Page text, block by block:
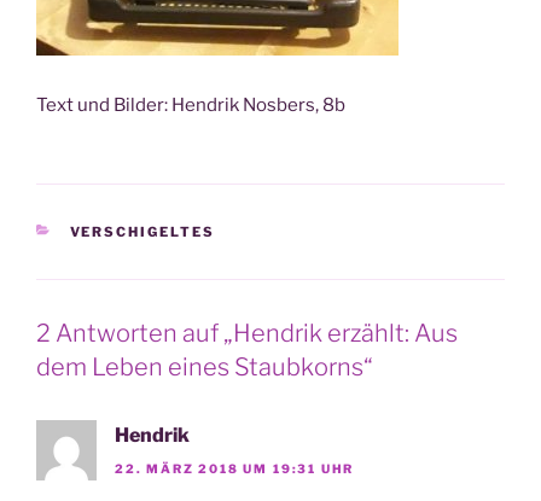
Text und Bil­der: Hen­drik Nos­bers, 8b
KATEGORIEN
VERSCHIGELTES
2 Antworten auf „Hendrik erzählt: Aus
dem Leben eines Staubkorns“
Hendrik
22. MÄRZ 2018 UM 19:31 UHR